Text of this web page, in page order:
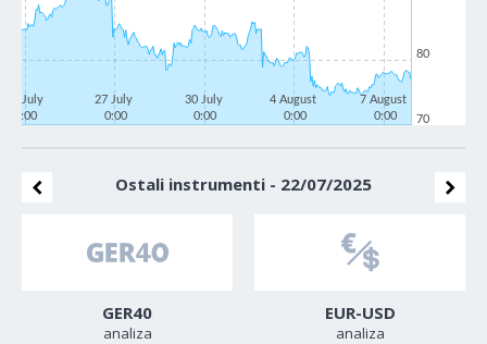
22 July
0:00
27 July
0:00
30 July
0:00
4 August
0:00
7 August
0:00
70
80
Ostali instrumenti - 22/07/2025
GER40
analiza
EUR-USD
analiza